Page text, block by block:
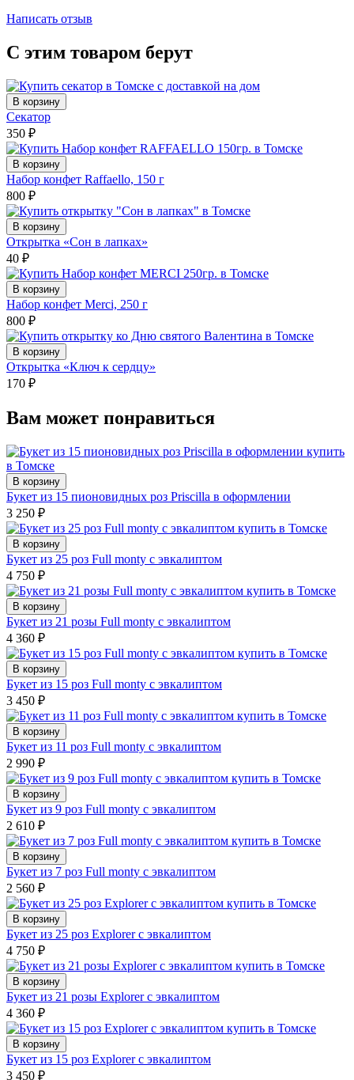
Написать отзыв
С этим товаром берут
В корзину
Секатор
350 ₽
В корзину
Набор конфет Raffaello, 150 г
800 ₽
В корзину
Открытка «Сон в лапках»
40 ₽
В корзину
Набор конфет Merci, 250 г
800 ₽
В корзину
Открытка «Ключ к сердцу»
170 ₽
Вам может понравиться
В корзину
Букет из 15 пионовидных роз Priscilla в оформлении
3 250 ₽
В корзину
Букет из 25 роз Full monty с эвкалиптом
4 750 ₽
В корзину
Букет из 21 розы Full monty с эвкалиптом
4 360 ₽
В корзину
Букет из 15 роз Full monty с эвкалиптом
3 450 ₽
В корзину
Букет из 11 роз Full monty с эвкалиптом
2 990 ₽
В корзину
Букет из 9 роз Full monty с эвкалиптом
2 610 ₽
В корзину
Букет из 7 роз Full monty с эвкалиптом
2 560 ₽
В корзину
Букет из 25 роз Explorer с эвкалиптом
4 750 ₽
В корзину
Букет из 21 розы Explorer с эвкалиптом
4 360 ₽
В корзину
Букет из 15 роз Explorer с эвкалиптом
3 450 ₽